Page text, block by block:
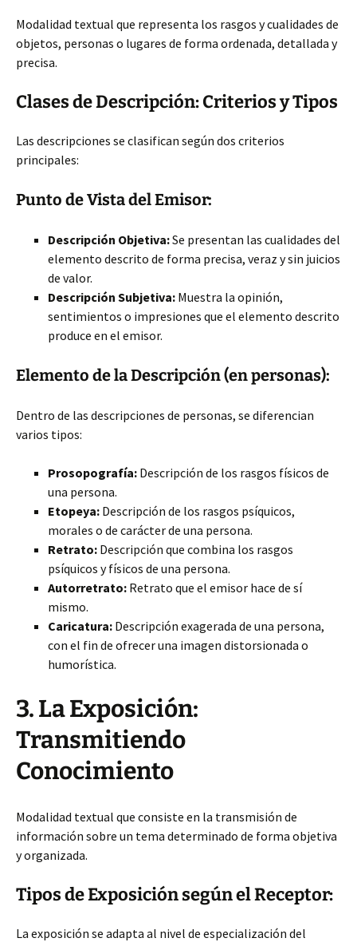
Modalidad textual que representa los rasgos y cualidades de
objetos, personas o lugares de forma ordenada, detallada y
precisa.
Clases de Descripción: Criterios y Tipos
Las descripciones se clasifican según dos criterios
principales:
Punto de Vista del Emisor:
Descripción Objetiva:Se presentan las cualidades del
elemento descrito de forma precisa, veraz y sin juicios
de valor.
Descripción Subjetiva: Muestra la opinión,
sentimientos o impresiones que el elemento descrito
produce en el emisor.
Elemento de la Descripción (en personas):
Dentro de las descripciones de personas, se diferencian
varios tipos:
Prosopografía: Descripción de los rasgos físicos de
una persona.
Etopeya: Descripción de los rasgos psíquicos,
morales o de carácter de una persona.
Retrato: Descripción que combina los rasgos
psíquicos y físicos de una persona.
Autorretrato: Retrato que el emisor hace de sí
mismo.
Caricatura: Descripción exagerada de una persona,
con el fin de ofrecer una imagen distorsionada o
humorística.
3. La Exposición:
Transmitiendo
Conocimiento
Modalidad textual que consiste en la transmisión de
información sobre un tema determinado de forma objetiva
y organizada.
Tipos de Exposición según el Receptor:
La exposición se adapta al nivel de especialización del